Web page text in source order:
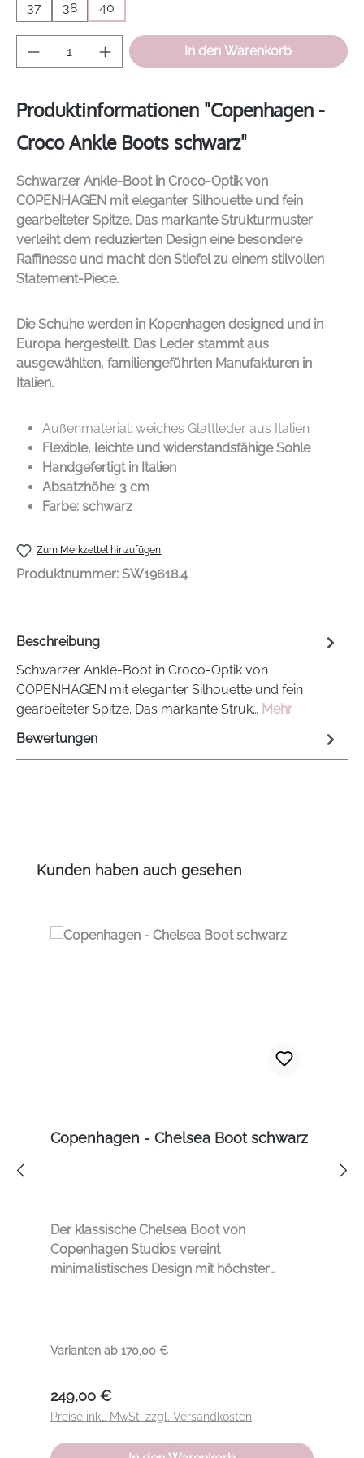
37
38 40
Produkt Anzahl: Gib den gewünschten
In den Warenkorb
Produktinformationen "Copenhagen -
Croco Ankle Boots schwarz"
Schwarzer Ankle-Boot in Croco-Optik von
COPENHAGEN mit eleganter Silhouette und fein
gearbeiteter Spitze. Das markante Strukturmuster
verleiht dem reduzierten Design eine besondere
Raffinesse und macht den Stiefel zu einem stilvollen
Statement-Piece.
Die Schuhewerden in Kopenhagen designed und in
Europa hergestellt. Das Leder stammt aus
ausgewählten, familiengeführten Manufakturen in
Italien.
Außenmaterial: weiches Glattleder aus Italien
Flexible, leichte und widerstandsfähige Sohle
Handgefertigt in Italien
Absatzhöhe: 3 cm
Farbe: schwarz
Zum Merkzettel hinzufügen
Produktnummer: SW19618.4
Beschreibung
Schwarzer Ankle-Boot in Croco-Optik von
COPENHAGEN mit eleganter Silhouette und fein
gearbeiteter Spitze. Das markante Struk… Mehr
Bewertungen
Produktgalerie überspringen
Kunden haben auch gesehen
Copenhagen - Chelsea Boot schwarz
Der klassische Chelsea Boot von
Copenhagen Studios vereint
minimalistisches Design mit höchster
anliegenden Schaft, der den Fuß elegant
Logo unterstreichen den cleanen Look. Eine
Zugschlaufe am Schaft erleichtert das
Anziehen, während die gepolsterte,
Varianten ab 170,00 €
Regulärer Preis:
249,00 €
Preise inkl. MwSt. zzgl. Versandkosten